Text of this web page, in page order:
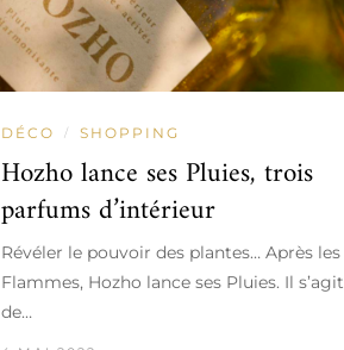
DÉCO / SHOPPING
Hozho lance ses Pluies, trois
parfums d’intérieur
Révéler le pouvoir des plantes… Après les
Flammes, Hozho lance ses Pluies. Il s’agit
de…